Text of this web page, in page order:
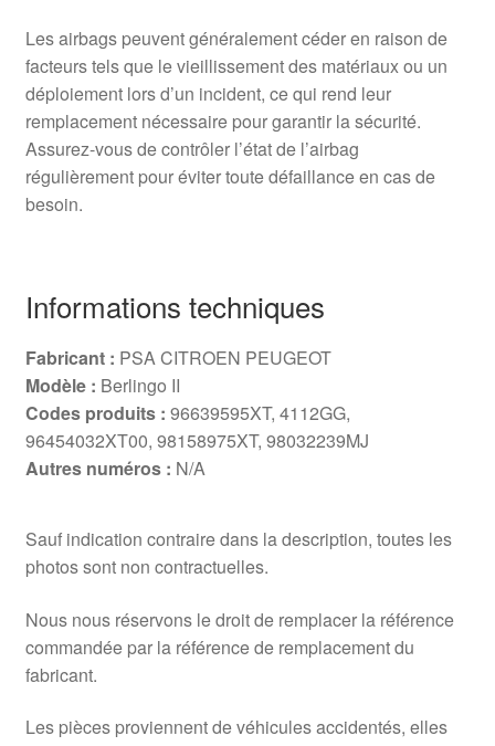
Les airbags peuvent généralement céder en raison de
facteurs tels que le vieillissement des matériaux ou un
déploiement lors d’un incident, ce qui rend leur
remplacement nécessaire pour garantir la sécurité.
Assurez-vous de contrôler l’état de l’airbag
régulièrement pour éviter toute défaillance en cas de
besoin.
Informations techniques
Fabricant : PSA CITROEN PEUGEOT
Modèle : Berlingo II
Codes produits : 96639595XT, 4112GG,
96454032XT00, 98158975XT, 98032239MJ
Autres numéros : N/A
Sauf indication contraire dans la description, toutes les
photos sont non contractuelles.
Nous nous réservons le droit de remplacer la référence
commandée par la référence de remplacement du
fabricant.
Les pièces proviennent de véhicules accidentés, elles